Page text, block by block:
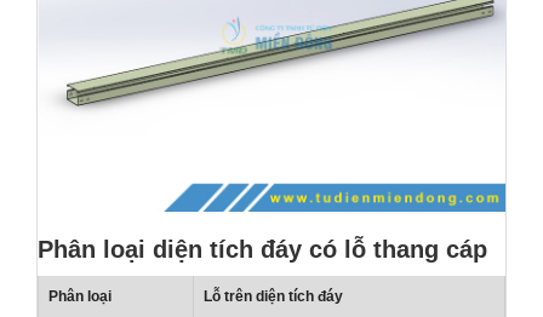
Phân loại diện tích đáy có lỗ thang cáp
Phân loại Lỗ trên diện tích đáy